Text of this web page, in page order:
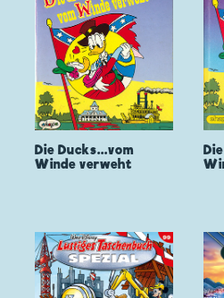
Die Ducks...vom
Winde verweht